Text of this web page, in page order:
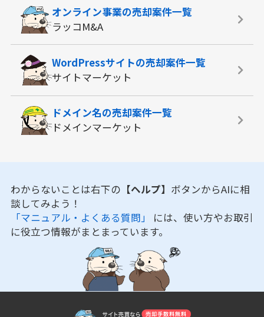
オンライン事業の売却案件一覧
ラッコM&A
WordPressサイトの売却案件一覧
サイトマーケット
ドメイン名の売却案件一覧
ドメインマーケット
わからないことは右下の 【ヘルプ】 ボタンからAIに相
談してみよう！
「マニュアル・よくある質問」 には、使い方やお取引
に役立つ情報がまとまっています。